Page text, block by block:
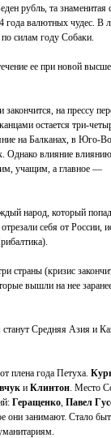
рубль, та знаменитая
года валютных чудес. В
силам году Собаки.
ее при новой
на прессу
остается три-
на Балканах, в Юго-
Однако влияние
учащим, а главное —
народ, который
себя от России,
страны (кризис
вышли на нее
Средняя Азия и
плена года Петуха.
и Клинтон. Место
Геращенко, Павел
они занимают. Стало